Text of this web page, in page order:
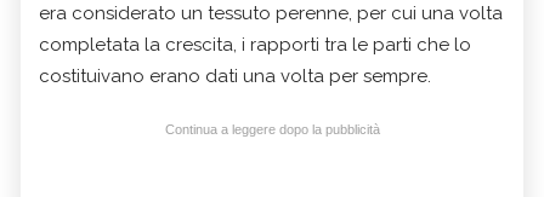
era considerato un tessuto perenne, per cui una volta
completata la crescita, i rapporti tra le parti che lo
costituivano erano dati una volta per sempre.
Continua a leggere dopo la pubblicità